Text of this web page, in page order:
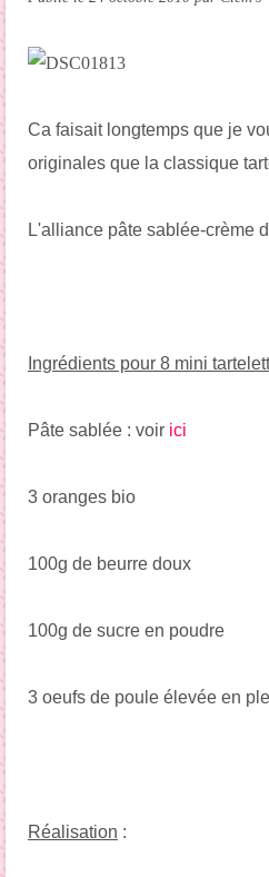
Ca faisait longtemps que je
originales que la classique
L'alliance pâte sablée-crème
Ingrédients pour 8 mini
Pâte sablée : voir ici
3 oranges bio
100g de beurre doux
100g de sucre en poudre
3 oeufs de poule élevée en
Réalisation :